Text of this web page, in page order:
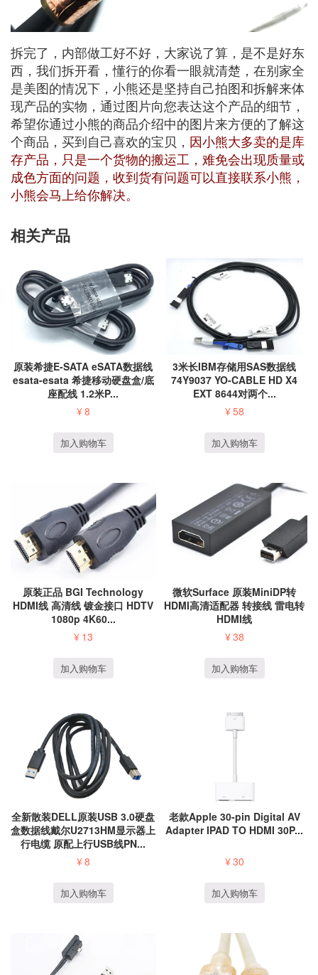
拆完了，内部做工好不好，大家说了算，是不是好东
西，我们拆开看，懂行的你看一眼就清楚，在别家全
是美图的情况下，小熊还是坚持自己拍图和拆解来体
现产品的实物，通过图片向您表达这个产品的细节，
希望你通过小熊的商品介绍中的图片来方便的了解这
个商品，买到自己喜欢的宝贝， 因小熊大多卖的是库
存产品，只是一个货物的搬运工，难免会出现质量或
成色方面的问题，收到货有问题可以直接联系小熊，
小熊会马上给你解决。
相关产品
原装希捷E-SATA eSATA数据线
esata-esata 希捷移动硬盘盒/底
座配线 1.2米P...
¥8
加入购物车
3米长IBM存储用SAS数据线
74Y9037 YO-CABLE HD X4
EXT 8644对两个...
¥58
加入购物车
原装正品 BGI Technology
HDMI线 高清线 镀金接口 HDTV
1080p 4K60...
¥ 13
加入购物车
微软Surface 原装MiniDP转
HDMI高清适配器 转接线 雷电转
HDMI线
¥38
加入购物车
全新散装DELL原装USB 3.0硬盘
盒数据线戴尔U2713HM显示器上
行电缆 原配上行USB线PN...
¥8
加入购物车
老款Apple 30-pin Digital AV
Adapter IPAD TO HDMI 30P...
¥30
加入购物车